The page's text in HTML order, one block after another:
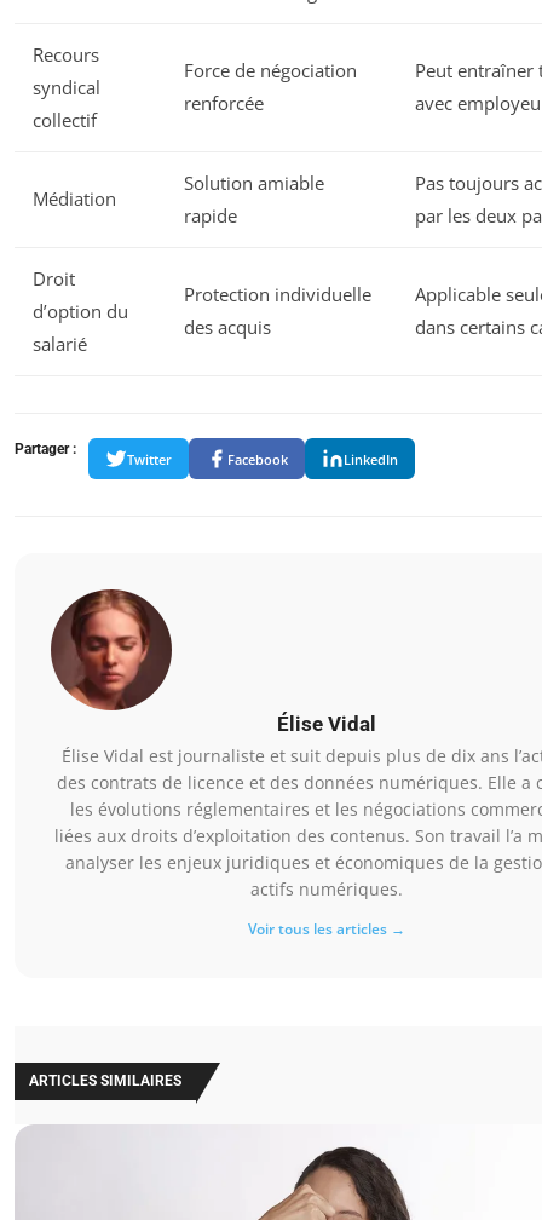
Recours
syndical
collectif
Force de négociation
renforcée
Peut entraîner
avec
Médiation
Solution amiable
rapide
Pas toujours
par les deux
Droit
d’option du
salarié
Protection individuelle
des acquis
Applicable
dans certains
Partager :
Twitter Facebook LinkedIn
Élise Vidal
Élise Vidal est journaliste et suit depuis plus de dix ans
des contrats de licence et des données numériques. Elle a
les évolutions réglementaires et les négociations
liées aux droits d’exploitation des contenus. Son travail l’a
analyser les enjeux juridiques et économiques de la
actifs numériques.
Voir tous les articles →
ARTICLES SIMILAIRES